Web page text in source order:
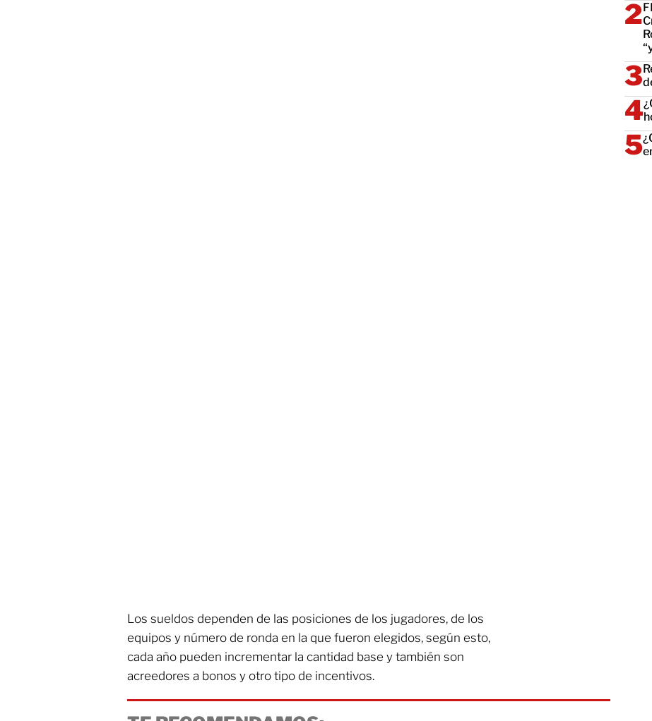
Los sueldos dependen de las posiciones de los jugadores, de los
equipos y número de ronda en la que fueron elegidos, según esto,
cada año pueden incrementar la cantidad base y también son
acreedores a bonos y otro tipo de incentivos.